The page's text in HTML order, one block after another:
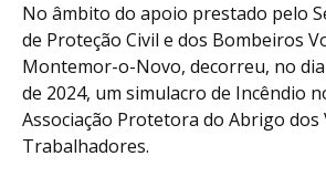
No âmbito do apoio prestado pelo
de Proteção Civil e dos Bombeiros
Montemor-o-Novo, decorreu, no
de 2024, um simulacro de Incêndio
Associação Protetora do Abrigo dos
Trabalhadores.